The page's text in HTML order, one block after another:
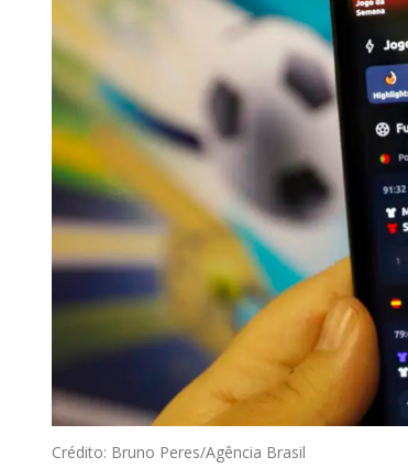
Crédito: Bruno Peres/Agência Brasil